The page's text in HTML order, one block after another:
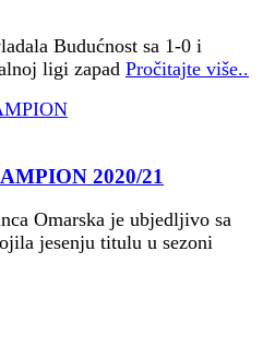
Budućnost sa 1-0 i
ligi zapad Pročitajte više..
2020/21
Omarska je ubjedljivo sa
jesenju titulu u sezoni